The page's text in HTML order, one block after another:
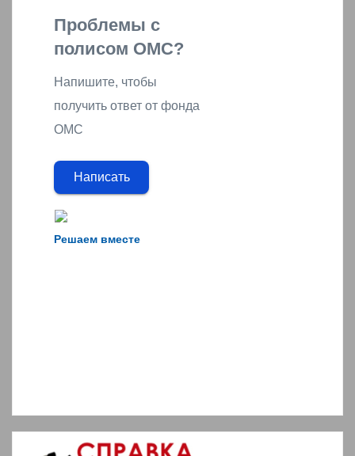
Решаем вместе
Проблемы с
полисом ОМС?
Напишите, чтобы
получить ответ от фонда
ОМС
Написать